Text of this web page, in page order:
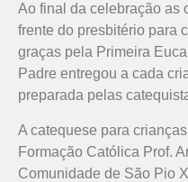
Ao final da celebração as
frente do presbitério para
graças pela Primeira
Padre entregou a cada
preparada pelas
A catequese para
Formação Católica Prof.
Comunidade de São Pio